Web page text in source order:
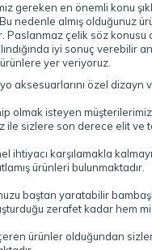
gereken en önemli konu
nedenle almış olduğunuz
Paslanmaz çelik söz
iyi sonuç verebilir
yer veriyoruz.
aksesuarlarını özel dizayn
olmak isteyen
sizlere son derece elit ve
ihtiyacı karşılamakla
ürünleri bulunmaktadır.
baştan yaratabilir
zerafet kadar hem
ürünler olduğundan